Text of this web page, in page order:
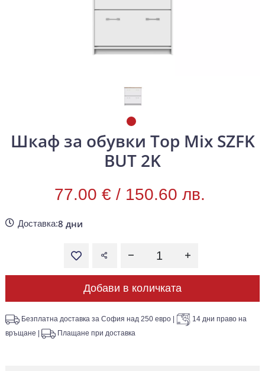
Шкаф за обувки Top Mix SZFK
BUT 2K
77.00 € / 150.60 лв.
Доставка:8 дни
Добави в количката
Безплатна доставка за София над 250 евро
14 дни право на
връщане
Плащане при доставка